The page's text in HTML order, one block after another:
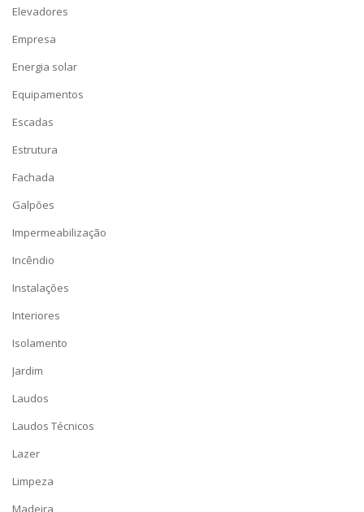
Elevadores
Empresa
Energia solar
Equipamentos
Escadas
Estrutura
Fachada
Galpões
Impermeabilização
Incêndio
Instalações
Interiores
Isolamento
Jardim
Laudos
Laudos Técnicos
Lazer
Limpeza
Madeira